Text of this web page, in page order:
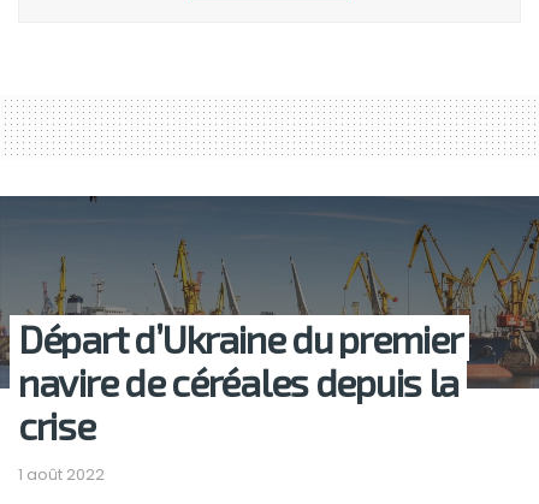
Départ d’Ukraine du premier
navire de céréales depuis la
crise
1 août 2022